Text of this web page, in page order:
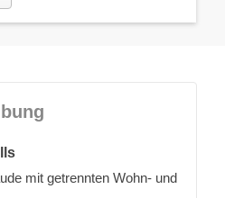
mit getrennten Wohn- und